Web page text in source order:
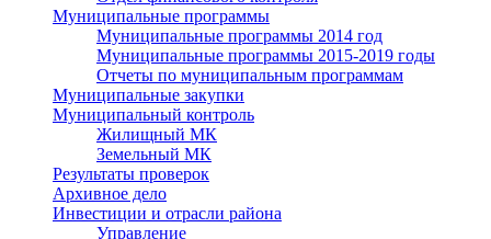
Муниципальные программы
Муниципальные программы 2014 год
Муниципальные программы 2015-2019 годы
Отчеты по муниципальным программам
Муниципальные закупки
Муниципальный контроль
Жилищный МК
Земельный МК
Результаты проверок
Архивное дело
Инвестиции и отрасли района
Управление